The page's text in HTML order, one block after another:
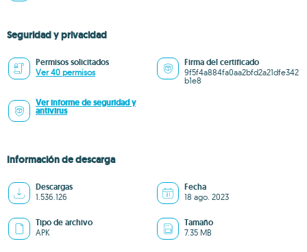
Seguridad y privacidad
Permisos solicitados
Ver 40 permisos
Firma del certificado
9f5f4a884fa0aa2bfd2a21dfe342
b1e8
Ver informe de seguridad y
antivirus
Información de descarga
Descargas
1.536.126
Fecha
18 ago. 2023
Tipo de archivo
APK
Tamaño
7.35 MB